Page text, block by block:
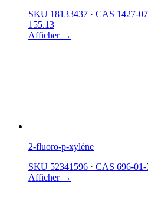
SKU 18133437 · CAS 1427-
155.13
Afficher →
2-fluoro-p-xylène
SKU 52341596 · CAS 696-01-
Afficher →